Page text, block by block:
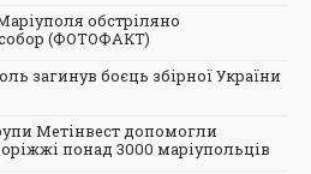
обстріляно
(ФОТОФАКТ)
загинув боєць збірної України
Метінвест допомогли
понад 3000 маріупольців